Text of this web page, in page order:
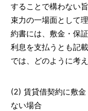
することで構わない
束力の一場面として
約書には、敷金・保
利息を支払うとも記
では、どのように考
(2) 賃貸借契約に敷
ない場合